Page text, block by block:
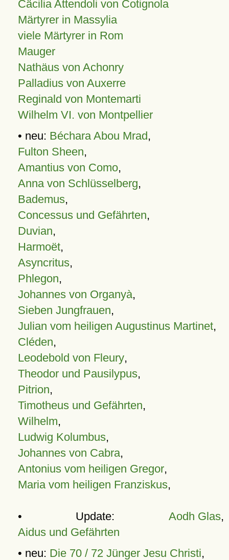
Cäcilia Attendoli von Cotignola
Märtyrer in Massylia
viele Märtyrer in Rom
Mauger
Nathäus von Achonry
Palladius von Auxerre
Reginald von Montemarti
Wilhelm VI. von Montpellier
• neu: Béchara Abou Mrad,
Fulton Sheen,
Amantius von Como,
Anna von Schlüsselberg,
Bademus,
Concessus und Gefährten,
Duvian,
Harmoët,
Asyncritus,
Phlegon,
Johannes von Organyà,
Sieben Jungfrauen,
Julian vom heiligen Augustinus Martinet,
Cléden,
Leodebold von Fleury,
Theodor und Pausilypus,
Pitrion,
Timotheus und Gefährten,
Wilhelm,
Ludwig Kolumbus,
Johannes von Cabra,
Antonius vom heiligen Gregor,
Maria vom heiligen Franziskus,
• Update: Aodh Glas,
Aidus und Gefährten
• neu: Die 70 / 72 Jünger Jesu Christi,